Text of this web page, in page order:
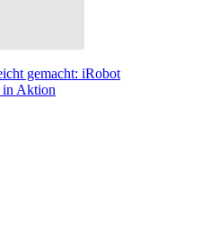
gemacht: iRobot
in Aktion